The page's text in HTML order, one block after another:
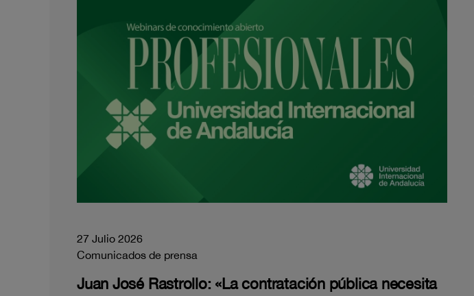
27 Julio 2026
Comunicados de prensa
Juan José Rastrollo: «La contratación pública necesita